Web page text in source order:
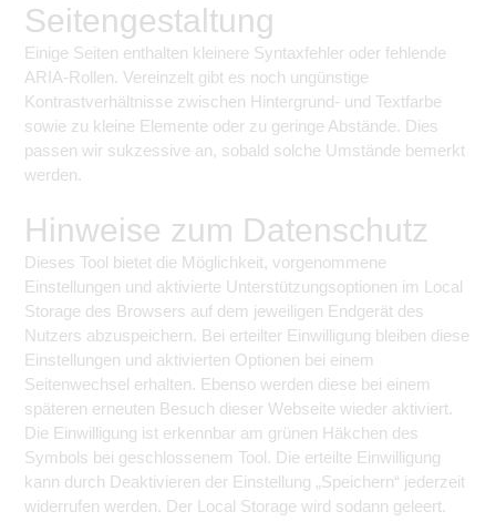
Seitengestaltung
Einige Seiten enthalten kleinere Syntaxfehler oder fehlende
ARIA-Rollen. Vereinzelt gibt es noch ungünstige
Kontrastverhältnisse zwischen Hintergrund- und Textfarbe
sowie zu kleine Elemente oder zu geringe Abstände. Dies
passen wir sukzessive an, sobald solche Umstände bemerkt
werden.
Hinweise zum Datenschutz
Dieses Tool bietet die Möglichkeit, vorgenommene
Einstellungen und aktivierte Unterstützungsoptionen im Local
Storage des Browsers auf dem jeweiligen Endgerät des
Nutzers abzuspeichern. Bei erteilter Einwilligung bleiben diese
Einstellungen und aktivierten Optionen bei einem
Seitenwechsel erhalten. Ebenso werden diese bei einem
späteren erneuten Besuch dieser Webseite wieder aktiviert.
Die Einwilligung ist erkennbar am grünen Häkchen des
Symbols bei geschlossenem Tool. Die erteilte Einwilligung
kann durch Deaktivieren der Einstellung „Speichern“ jederzeit
widerrufen werden. Der Local Storage wird sodann geleert.